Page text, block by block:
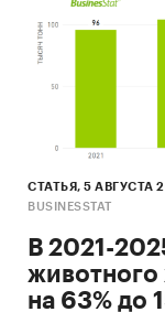
СТАТЬЯ, 5 АВГУСТА
BUSINESSTAT
В 2021-
на 63% до